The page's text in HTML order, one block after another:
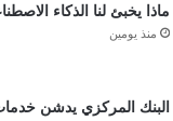
ماذا يخبئ لنا الذكاء
منذ يومين
البنك المركزي يدشن